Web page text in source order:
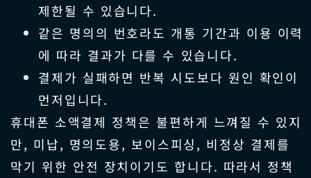
제한될 수 있습니다.
같은 명의의 번호라도 개통 기간과 이용 이력
에 따라 결과가 다를 수 있습니다.
결제가 실패하면 반복 시도보다 원인 확인이
먼저입니다.
휴대폰 소액결제 정책은 불편하게 느껴질 수 있지
만, 미납, 명의도용, 보이스피싱, 비정상 결제를
막기 위한 안전 장치이기도 합니다. 따라서 정책